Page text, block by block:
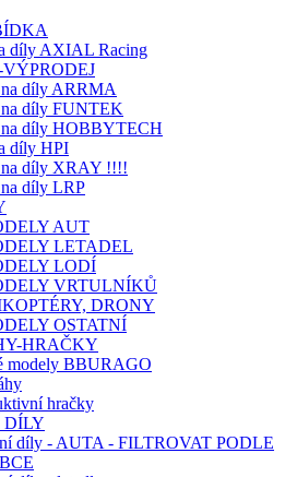
díly AXIAL Racing
VÝPRODEJ
díly ARRMA
díly FUNTEK
díly HOBBYTECH
díly HPI
díly XRAY !!!!
díly LRP
AUT
LETADEL
LODÍ
VRTULNÍKŮ
DRONY
OSTATNÍ
HRAČKY
modely BBURAGO
hračky
díly - AUTA - FILTROVAT PODLE